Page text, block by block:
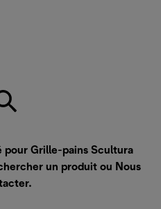
pour Grille-pains Scultura
un produit ou Nous
.